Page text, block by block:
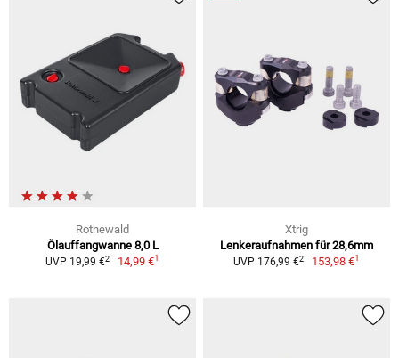
Rothewald
Ölauffangwanne 8,0 L
UVP 19,99 €2 14,99 €1
Xtrig
Lenkeraufnahmen für 28,6mm
UVP 176,99 €2 153,98 €1